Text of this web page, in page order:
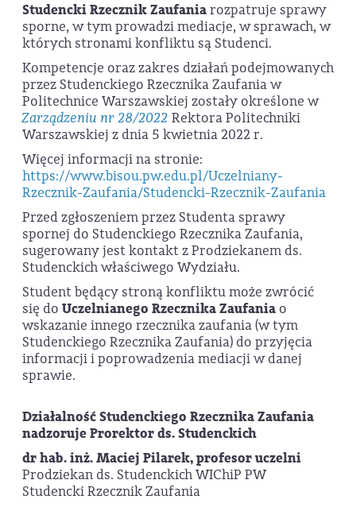
Studencki Rzecznik Zaufaniarozpatruje sprawy
sporne, w tym prowadzi mediacje, w sprawach, w
których stronami konfliktu są Studenci.
Kompetencje oraz zakres działań podejmowanych
przez Studenckiego Rzecznika Zaufania w
Politechnice Warszawskiej zostały określone w
Zarządzeniu nr 28/2022 Rektora Politechniki
Warszawskiej z dnia 5 kwietnia 2022 r.
Więcej informacji na stronie:
https://www.bisou.pw.edu.pl/Uczelniany-
Rzecznik-Zaufania/Studencki-Rzecznik-Zaufania
Przed zgłoszeniem przez Studenta sprawy
spornej do Studenckiego Rzecznika Zaufania,
sugerowany jest kontakt z Prodziekanem ds.
Studenckich właściwego Wydziału.
Student będący stroną konfliktu może zwrócić
się do Uczelnianego Rzecznika Zaufania o
wskazanie innego rzecznika zaufania (w tym
Studenckiego Rzecznika Zaufania) do przyjęcia
informacji i poprowadzenia mediacji w danej
sprawie.
Działalność Studenckiego Rzecznika Zaufania
nadzoruje Prorektor ds. Studenckich
dr hab. inż. Maciej Pilarek, profesor uczelni
Prodziekan ds. Studenckich WIChiP PW
Studencki Rzecznik Zaufania